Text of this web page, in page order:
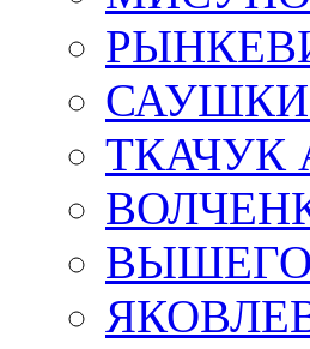
ТКАЧУК